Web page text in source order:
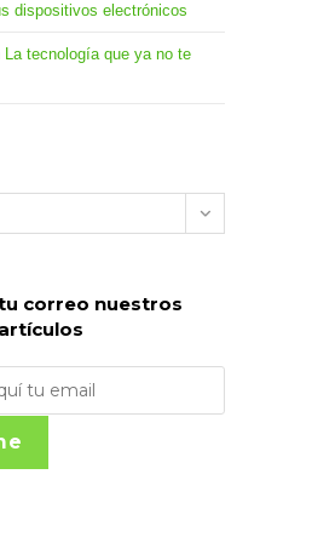
dispositivos electrónicos
La tecnología que ya no te
correo nuestros
artículos